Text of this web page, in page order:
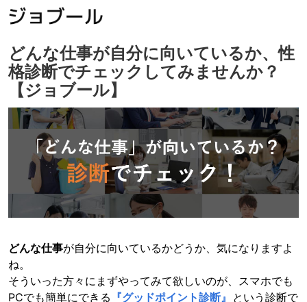
どんな仕事が自分に向いているか、性
格診断でチェックしてみませんか？
【ジョブール】
どんな仕事が自分に向いているかどうか、気になりますよ
ね。
そういった方々にまずやってみて欲しいのが、スマホでも
PCでも簡単にできる 『グッドポイント診断』 という診断で